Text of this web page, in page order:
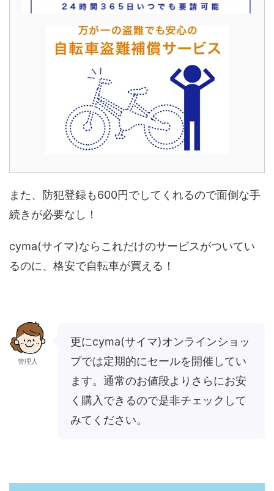
また、防犯登録も600円でしてくれるので面倒な手
続きが必要なし！
cyma(サイマ)ならこれだけのサービスがついてい
るのに、格安で自転車が買える！
管理人
更にcyma(サイマ)オンラインショッ
プでは定期的にセールを開催してい
ます。通常のお値段よりさらにお安
く購入できるので是非チェックして
みてください。